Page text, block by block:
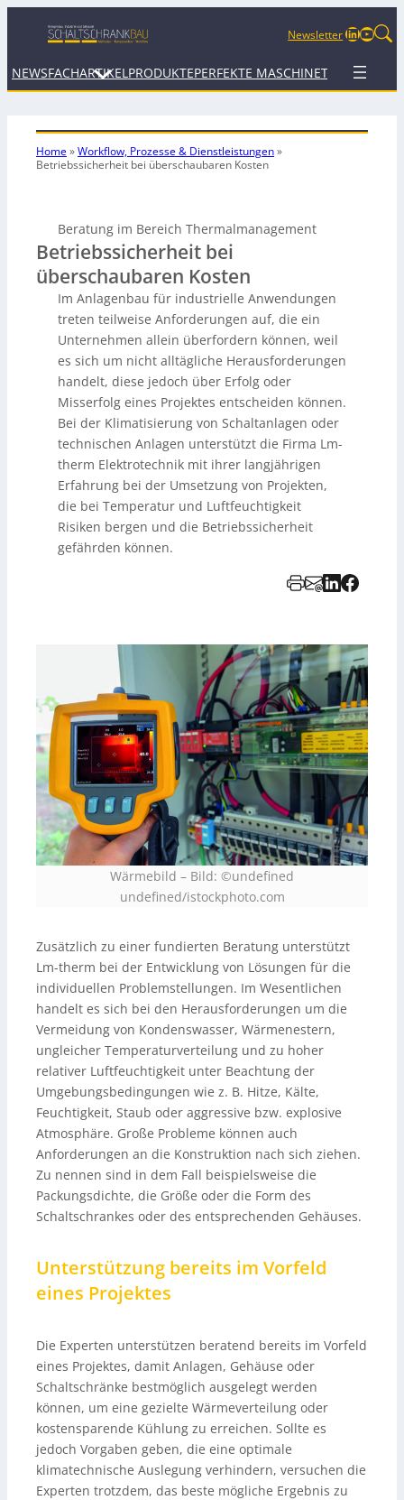
NewsletterLinkedIn
NEWSFACHARTIKEL PRODUKTEPERFEKTE MASCHINETERMINE
Home»Workflow, Prozesse & Dienstleistungen»
Betriebssicherheit bei überschaubaren Kosten
Beratung im Bereich Thermalmanagement
Betriebssicherheit bei
überschaubaren Kosten
Im Anlagenbau für industrielle Anwendungen
treten teilweise Anforderungen auf, die ein
Unternehmen allein überfordern können, weil
es sich um nicht alltägliche Herausforderungen
handelt, diese jedoch über Erfolg oder
Misserfolg eines Projektes entscheiden können.
Bei der Klimatisierung von Schaltanlagen oder
technischen Anlagen unterstützt die Firma Lm-
therm Elektrotechnik mit ihrer langjährigen
Erfahrung bei der Umsetzung von Projekten,
die bei Temperatur und Luftfeuchtigkeit
Risiken bergen und die Betriebssicherheit
gefährden können.
Wärmebild – Bild: ©undefined
undefined/istockphoto.com
Zusätzlich zu einer fundierten Beratung unterstützt
Lm-therm bei der Entwicklung von Lösungen für die
individuellen Problemstellungen. Im Wesentlichen
handelt es sich bei den Herausforderungen um die
Vermeidung von Kondenswasser, Wärmenestern,
ungleicher Temperaturverteilung und zu hoher
relativer Luftfeuchtigkeit unter Beachtung der
Umgebungsbedingungen wie z. B. Hitze, Kälte,
Feuchtigkeit, Staub oder aggressive bzw. explosive
Atmosphäre. Große Probleme können auch
Anforderungen an die Konstruktion nach sich ziehen.
Zu nennen sind in dem Fall beispielsweise die
Packungsdichte, die Größe oder die Form des
Schaltschrankes oder des entsprechenden Gehäuses.
Unterstützung bereits im Vorfeld
eines Projektes
Die Experten unterstützen beratend bereits im Vorfeld
eines Projektes, damit Anlagen, Gehäuse oder
Schaltschränke bestmöglich ausgelegt werden
können, um eine gezielte Wärmeverteilung oder
kostensparende Kühlung zu erreichen. Sollte es
jedoch Vorgaben geben, die eine optimale
klimatechnische Auslegung verhindern, versuchen die
Experten trotzdem, das beste mögliche Ergebnis zu